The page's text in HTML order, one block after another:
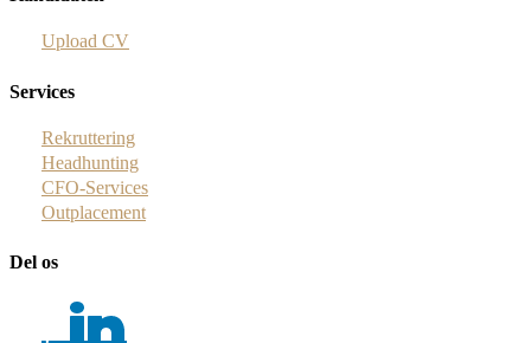
Upload CV
Services
Rekruttering
Headhunting
CFO-Services
Outplacement
Del os